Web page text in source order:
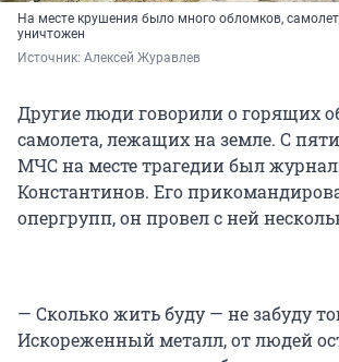
На месте крушения было много обломков,
уничтожен
Источник: Алексей Журавлев
Другие люди говорили о горящих
самолета, лежащих на земле. С
МЧС на месте трагедии был
Константинов. Его
опергрупп, он провел с ней
— Сколько жить буду — не забуду
Искореженный металл, от людей